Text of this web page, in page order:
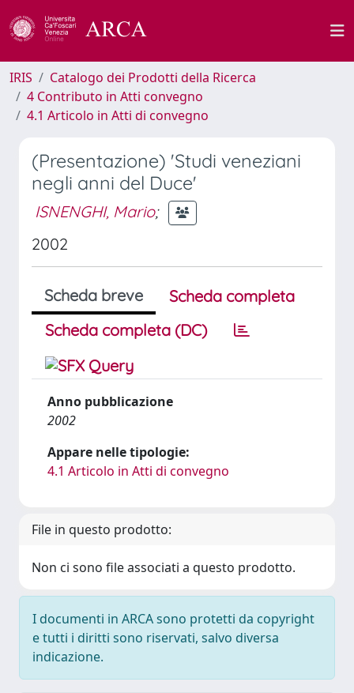
IRIS
Catalogo dei Prodotti della Ricerca
4 Contributo in Atti convegno
4.1 Articolo in Atti di convegno
(Presentazione) 'Studi veneziani
negli anni del Duce'
ISNENGHI, Mario;
2002
Scheda breve
Scheda completa
Scheda completa (DC)
Anno pubblicazione
2002
Appare nelle tipologie:
4.1 Articolo in Atti di convegno
File in questo prodotto:
Non ci sono file associati a questo prodotto.
I documenti in ARCA sono protetti da copyright
e tutti i diritti sono riservati, salvo diversa
indicazione.